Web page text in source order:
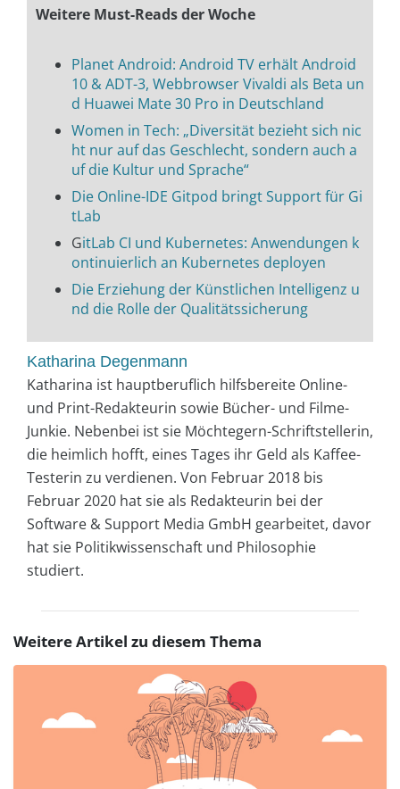
Weitere Must-Reads der Woche
Planet Android: Android TV erhält Android
10 & ADT-3, Webbrowser Vivaldi als Beta un
d Huawei Mate 30 Pro in Deutschland
Women in Tech: „Diversität bezieht sich nic
ht nur auf das Geschlecht, sondern auch a
uf die Kultur und Sprache“
Die Online-IDE Gitpod bringt Support für Gi
tLab
GitLab CI und Kubernetes: Anwendungen k
ontinuierlich an Kubernetes deployen
Die Erziehung der Künstlichen Intelligenz u
nd die Rolle der Qualitätssicherung
Katharina Degenmann
Katharina ist hauptberuflich hilfsbereite Online-
und Print-Redakteurin sowie Bücher- und Filme-
Junkie. Nebenbei ist sie Möchtegern-Schriftstellerin,
die heimlich hofft, eines Tages ihr Geld als Kaffee-
Testerin zu verdienen. Von Februar 2018 bis
Februar 2020 hat sie als Redakteurin bei der
Software & Support Media GmbH gearbeitet, davor
hat sie Politikwissenschaft und Philosophie
studiert.
Weitere Artikel zu diesem Thema